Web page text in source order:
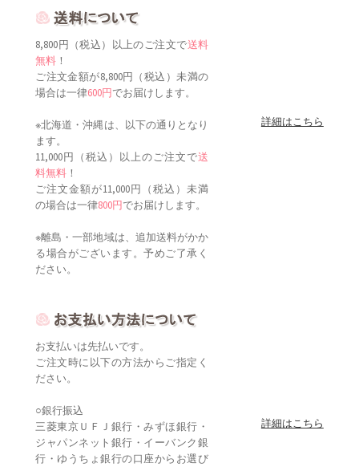
8,800円（税込）以上のご注文で送料
無料 ！
ご注文金額が8,800円（税込）未満の
場合は一律600円でお届けします。
※北海道・沖縄は、以下の通りとなり
ます。
11,000円（税込）以上のご注文で送
料無料 ！
ご注文金額が11,000円（税込）未満
の場合は一律800円でお届けします。
※離島・一部地域は、追加送料がかか
る場合がございます。予めご了承く
ださい。
詳細はこちら
お支払いは先払いです。
ご注文時に以下の方法からご指定く
ださい。
○銀行振込
三菱東京ＵＦＪ銀行・みずほ銀行・
ジャパンネット銀行・イーバンク銀
行・ゆうちょ銀行の口座からお選び
詳細はこちら